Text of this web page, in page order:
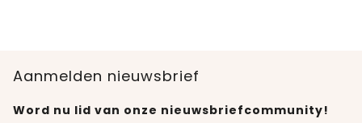
Aanmelden nieuwsbrief
Word nu lid van onze nieuwsbriefcommunity!